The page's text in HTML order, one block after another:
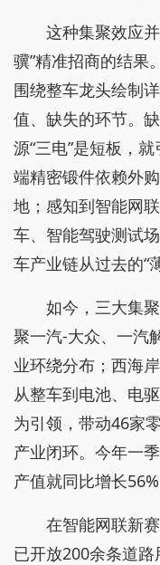
这种集聚效应
骥”精准招商的结果
围绕整车龙头绘制
值、缺失的环节。
源“三电”是短板，
端精密锻件依赖外
地；感知到智能网
车、智能驾驶测试
车产业链从过去的“
如今，三大集
聚一汽-大众、一汽
业环绕分布；西海
从整车到电池、电
为引领，带动46家
产业闭环。今年一
产值就同比增长
在智能网联新
已开放200余条道